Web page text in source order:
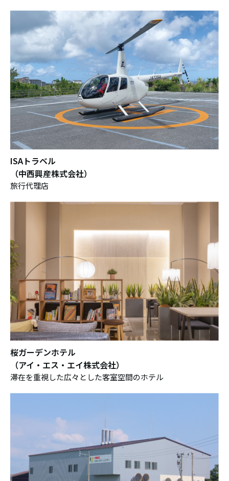
ISAトラベル
（中西興産株式会社）
旅行代理店
桜ガーデンホテル
（アイ・エス・エイ株式会社）
滞在を重視した広々とした客室空間のホテル